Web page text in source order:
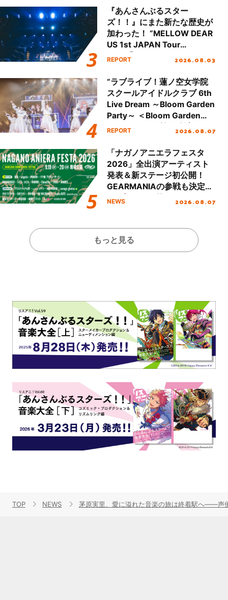
『あんさんぶるスター
ズ！！』にまた新たな歴史が
加わった！ “MELLOW DEAR
US 1st JAPAN Tour
Final「NICE to meet YOU
ート!!
REPORT 2026.08.03
“ラブライブ！蓮ノ空女学院
スクールアイドルクラブ 6th
Live Dream ～Bloom Garden
Party～ ＜Bloom Garden
Party Stage／埼玉公演＞”
REPORT 2026.08.07
「ナガノアニエラフェスタ
2026」全出演アーティスト
発表＆新ステージ初公開！
GEARMANIAの参戦も決定
し、初となる第3ステージの
NEWS 2026.08.07
もっと見る
TOP NEWS 茅原実里、愛に溢れた音楽の旅は終着駅へ――声